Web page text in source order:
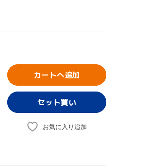
カートへ追加
お気に入り追加